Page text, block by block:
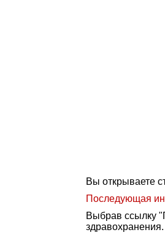
Вы открываете
Последующая
Выбрав ссылку
здравохранения.